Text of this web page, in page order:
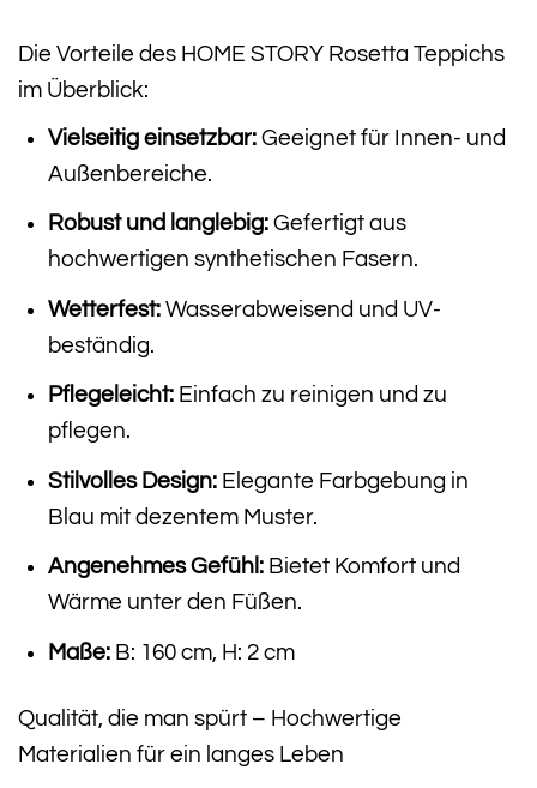
Die Vorteile des HOME STORY Rosetta Teppichs
im Überblick:
Vielseitig einsetzbar:Geeignet für Innen- und
Außenbereiche.
Robust und langlebig:Gefertigt aus
hochwertigen synthetischen Fasern.
Wetterfest:Wasserabweisend und UV-
beständig.
Pflegeleicht:Einfach zu reinigen und zu
pflegen.
Stilvolles Design:Elegante Farbgebung in
Blau mit dezentem Muster.
Angenehmes Gefühl:Bietet Komfort und
Wärme unter den Füßen.
Maße:B: 160 cm, H: 2 cm
Qualität, die man spürt – Hochwertige
Materialien für ein langes Leben